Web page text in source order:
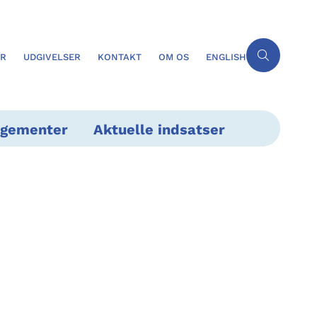
UDGIVELSER KONTAKT OM OS ENGLISH
Aktuelle indsatser